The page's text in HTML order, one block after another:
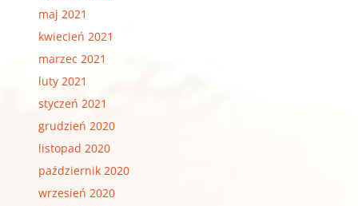
maj 2021
kwiecień 2021
marzec 2021
luty 2021
styczeń 2021
grudzień 2020
listopad 2020
październik 2020
wrzesień 2020